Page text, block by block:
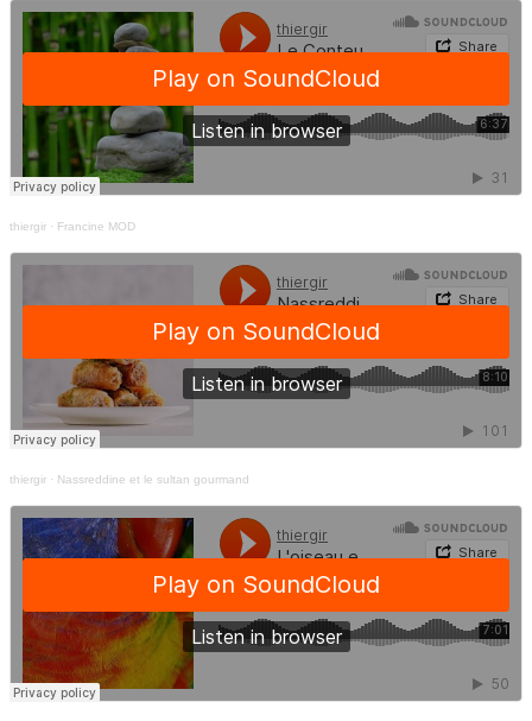
thiergir · Francine MOD
thiergir · Nassreddine et le sultan gourmand